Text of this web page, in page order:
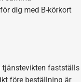
dig med B-körkort
tjänstevikten fastställs
före beställning är